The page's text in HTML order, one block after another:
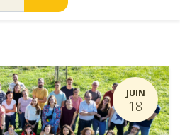
JUIN
18